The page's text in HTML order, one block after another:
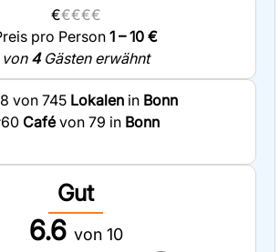
€€€€€
pro Person 1 – 10 €
von 4Gästen erwähnt
von 745 Lokalenin Bonn
Cafévon 79 in Bonn
Gut
6.6 von 10